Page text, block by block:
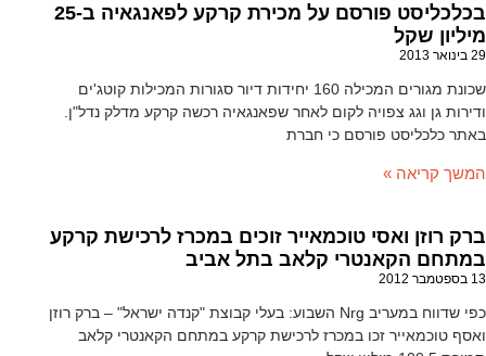
בכלכליסט פורסם על מכירת קרקע לפאנגאיה ב-25
מיליון שקל
29 בינואר 2013
שכונת מגורים המכילה 160 יחידות דיור סגורות המכילות קוטג'ים
ודירות גן וגג צפויה לקום לאחר שפאנגאיה רכשה קרקע מדלק נדל"ן.
באתר כלכליסט פורסם כי חברת
המשך קריאה »
ברק רוזן ואסי טוכמאייר זוכים במכרז לרכישת קרקע
במתחם הקאנטרי קלאב בתל אביב
13 בספטמבר 2012
כפי שדווח במעריב Nrg השבוע: בעלי קבוצת "קנדה ישראל" – ברק רוזן
ואסף טוכמאייר זכו במכרז לרכישת קרקע במתחם הקאנטרי קלאב